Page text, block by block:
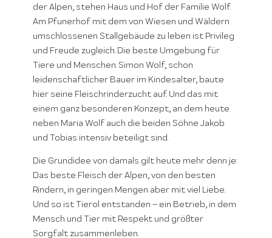
der Alpen, stehen Haus und Hof der Familie Wolf.
Am Pfunerhof mit dem von Wiesen und Wäldern
umschlossenen Stallgebäude zu leben ist Privileg
und Freude zugleich. Die beste Umgebung für
Tiere und Menschen. Simon Wolf, schon
leidenschaftlicher Bauer im Kindesalter, baute
hier seine Fleischrinderzucht auf. Und das mit
einem ganz besonderen Konzept, an dem heute
neben Maria Wolf auch die beiden Söhne Jakob
und Tobias intensiv beteiligt sind.
Die Grundidee von damals gilt heute mehr denn je:
Das beste Fleisch der Alpen, von den besten
Rindern, in geringen Mengen aber mit viel Liebe.
Und so ist Tierol entstanden – ein Betrieb, in dem
Mensch und Tier mit Respekt und größter
Sorgfalt zusammenleben.